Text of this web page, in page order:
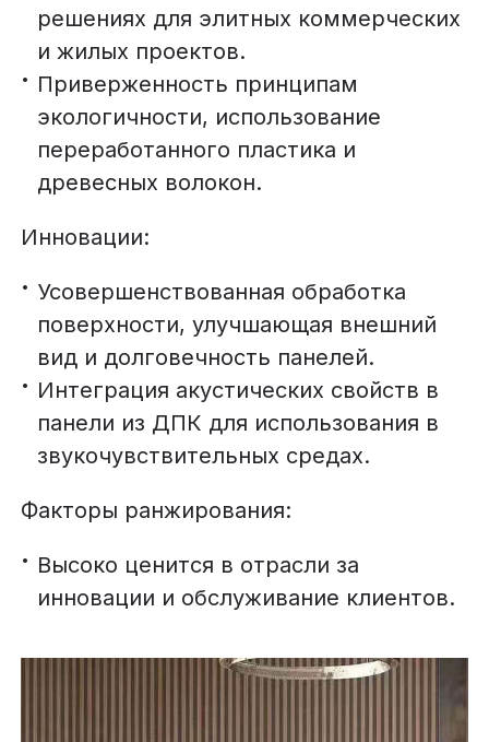
решениях для элитных коммерческих
и жилых проектов.
Приверженность принципам
экологичности, использование
переработанного пластика и
древесных волокон.
Инновации:
Усовершенствованная обработка
поверхности, улучшающая внешний
вид и долговечность панелей.
Интеграция акустических свойств в
панели из ДПК для использования в
звукочувствительных средах.
Факторы ранжирования:
Высоко ценится в отрасли за
инновации и обслуживание клиентов.